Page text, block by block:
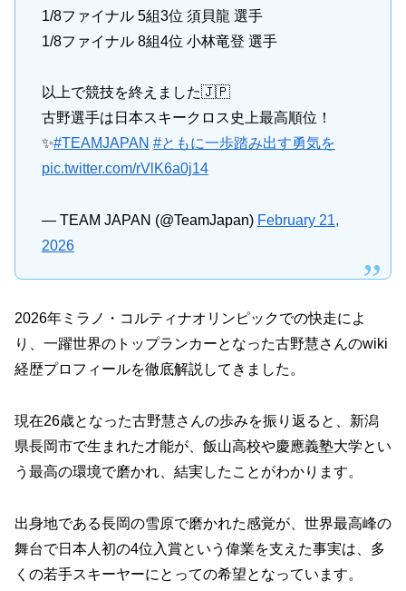
1/8ファイナル 5組3位 須貝龍 選手
1/8ファイナル 8組4位 小林竜登 選手
以上で競技を終えました🇯🇵
古野選手は日本スキークロス史上最高順位！
✨#TEAMJAPAN #ともに一歩踏み出す勇気を
pic.twitter.com/rVlK6a0j14
— TEAM JAPAN (@TeamJapan) February 21,
2026
2026年ミラノ・コルティナオリンピックでの快走によ
り、一躍世界のトップランカーとなった古野慧さんのwiki
経歴プロフィールを徹底解説してきました。
現在26歳となった古野慧さんの歩みを振り返ると、新潟
県長岡市で生まれた才能が、飯山高校や慶應義塾大学とい
う最高の環境で磨かれ、結実したことがわかります。
出身地である長岡の雪原で磨かれた感覚が、世界最高峰の
舞台で日本人初の4位入賞という偉業を支えた事実は、多
くの若手スキーヤーにとっての希望となっています。